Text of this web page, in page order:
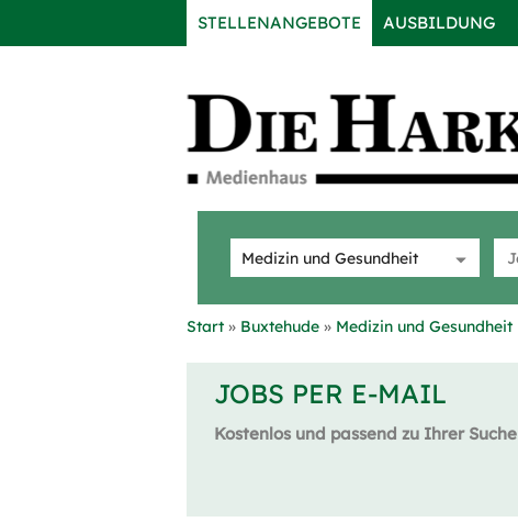
STELLENANGEBOTE AUSBILDUNG
Start Buxtehude Medizin und Gesundheit
JOBS PER E-MAIL
Kostenlos und passend zu Ihrer Suche